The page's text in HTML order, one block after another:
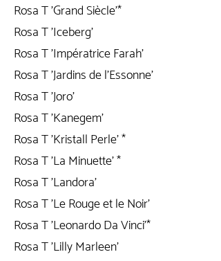
Rosa T 'Grand Siècle'*
Rosa T 'Iceberg'
Rosa T 'Impératrice Farah'
Rosa T 'Jardins de l'Essonne'
Rosa T 'Joro'
Rosa T 'Kanegem'
Rosa T 'Kristall Perle' *
Rosa T 'La Minuette' *
Rosa T 'Landora'
Rosa T 'Le Rouge et le Noir'
Rosa T 'Leonardo Da Vinci'*
Rosa T 'Lilly Marleen'